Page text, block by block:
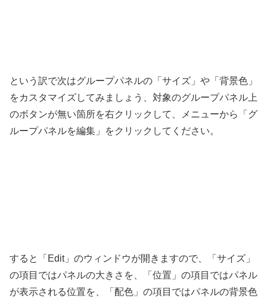
という訳で次はグループパネルの「サイズ」や「背景色」
をカスタマイズしてみましょう、対象のグループパネル上
のボタンが無い箇所を右クリックして、メニューから「グ
ループパネルを編集」をクリックしてください。
すると「Edit」のウィンドウが開きますので、「サイズ」
の項目ではパネルの大きさを、「位置」の項目ではパネル
が表示される位置を、「配色」の項目ではパネルの背景色